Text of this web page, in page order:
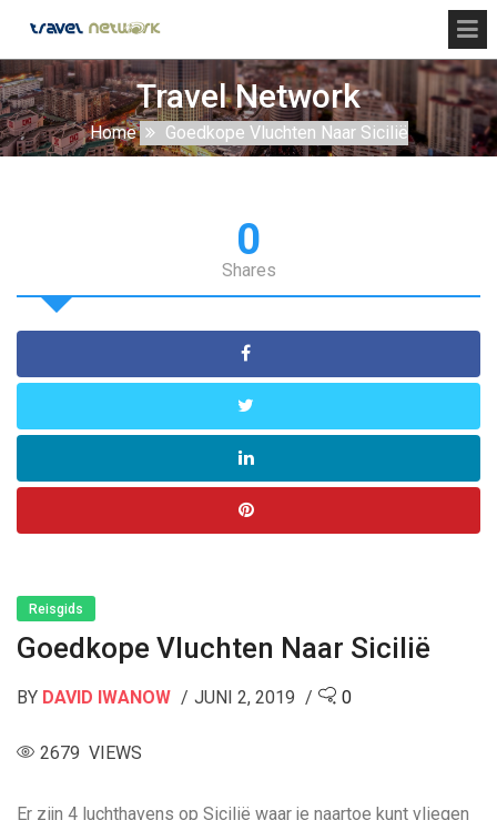
Travel Network
Home Goedkope Vluchten Naar Sicilië
0
Shares
Reisgids
Goedkope Vluchten Naar Sicilië
BY DAVID IWANOW JUNI 2, 2019 0
2679 VIEWS
Er zijn 4 luchthavens op Sicilië waar je naartoe kunt vliegen